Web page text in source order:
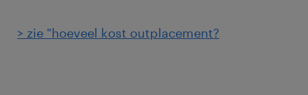
> zie "hoeveel kost outplacement?